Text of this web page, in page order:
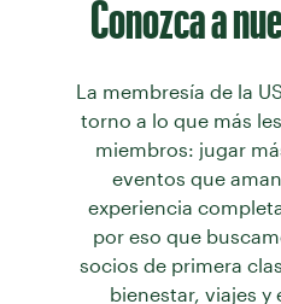
Conozca a
La membresía de la
torno a lo que más
miembros: jugar
eventos que
experiencia
por eso que
socios de primera
bienestar, viajes